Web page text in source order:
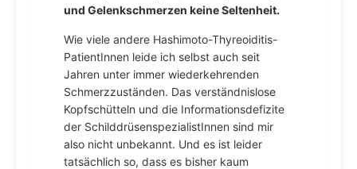
und Gelenkschmerzen keine Seltenheit.
Wie viele andere Hashimoto-Thyreoiditis-
PatientInnen leide ich selbst auch seit
Jahren unter immer wiederkehrenden
Schmerzzuständen. Das verständnislose
Kopfschütteln und die Informationsdefizite
der SchilddrüsenspezialistInnen sind mir
also nicht unbekannt. Und es ist leider
tatsächlich so, dass es bisher kaum